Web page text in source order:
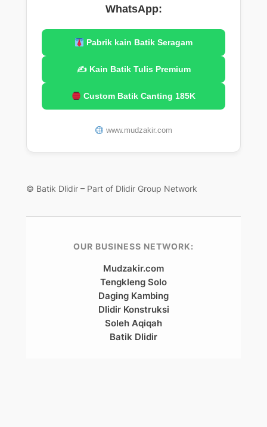
WhatsApp:
Pabrik kain Batik Seragam
✍️ Kain Batik Tulis Premium
Custom Batik Canting 185K
www.mudzakir.com
© Batik Dlidir – Part of Dlidir Group Network
OUR BUSINESS NETWORK:
Mudzakir.com
Tengkleng Solo
Daging Kambing
Dlidir Konstruksi
Soleh Aqiqah
Batik Dlidir